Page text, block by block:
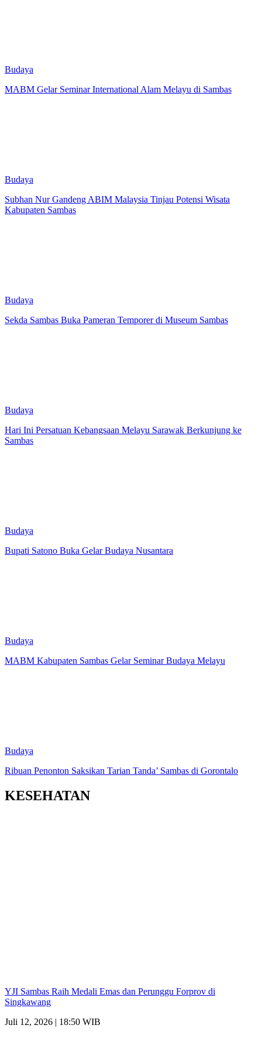
Budaya
MABM Gelar Seminar International Alam Melayu di Sambas
Budaya
Subhan Nur Gandeng ABIM Malaysia Tinjau Potensi Wisata
Kabupaten Sambas
Budaya
Sekda Sambas Buka Pameran Temporer di Museum Sambas
Budaya
Hari Ini Persatuan Kebangsaan Melayu Sarawak Berkunjung ke
Sambas
Budaya
Bupati Satono Buka Gelar Budaya Nusantara
Budaya
MABM Kabupaten Sambas Gelar Seminar Budaya Melayu
Budaya
Ribuan Penonton Saksikan Tarian Tanda’ Sambas di Gorontalo
KESEHATAN
YJI Sambas Raih Medali Emas dan Perunggu Forprov di
Singkawang
Juli 12, 2026 | 18:50 WIB